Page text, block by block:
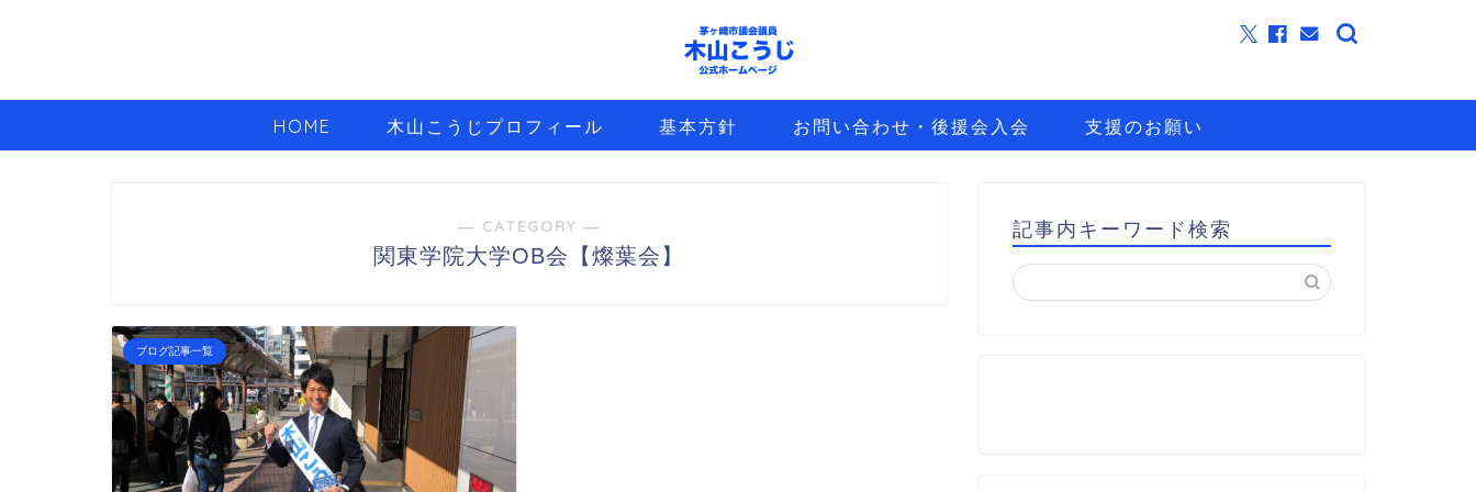
HOME 木山こうじプロフィール 基本方針 お問い合わせ・後援会入会 支援のお願い
― CATEGORY ―
関東学院大学OB会【燦葉会】
ブログ記事一覧
記事内キーワード検索